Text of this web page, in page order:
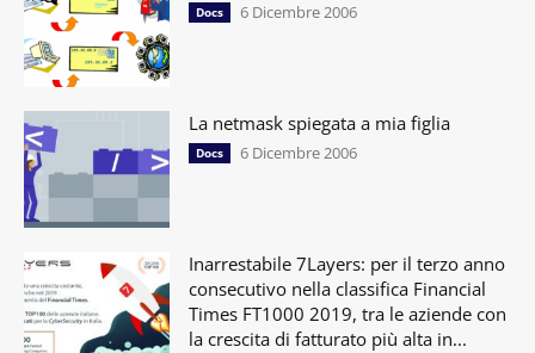
Docs 6 Dicembre 2006
La netmask spiegata a mia figlia
Docs 6 Dicembre 2006
Inarrestabile 7Layers: per il terzo anno
consecutivo nella classifica Financial
Times FT1000 2019, tra le aziende con
la crescita di fatturato più alta in...